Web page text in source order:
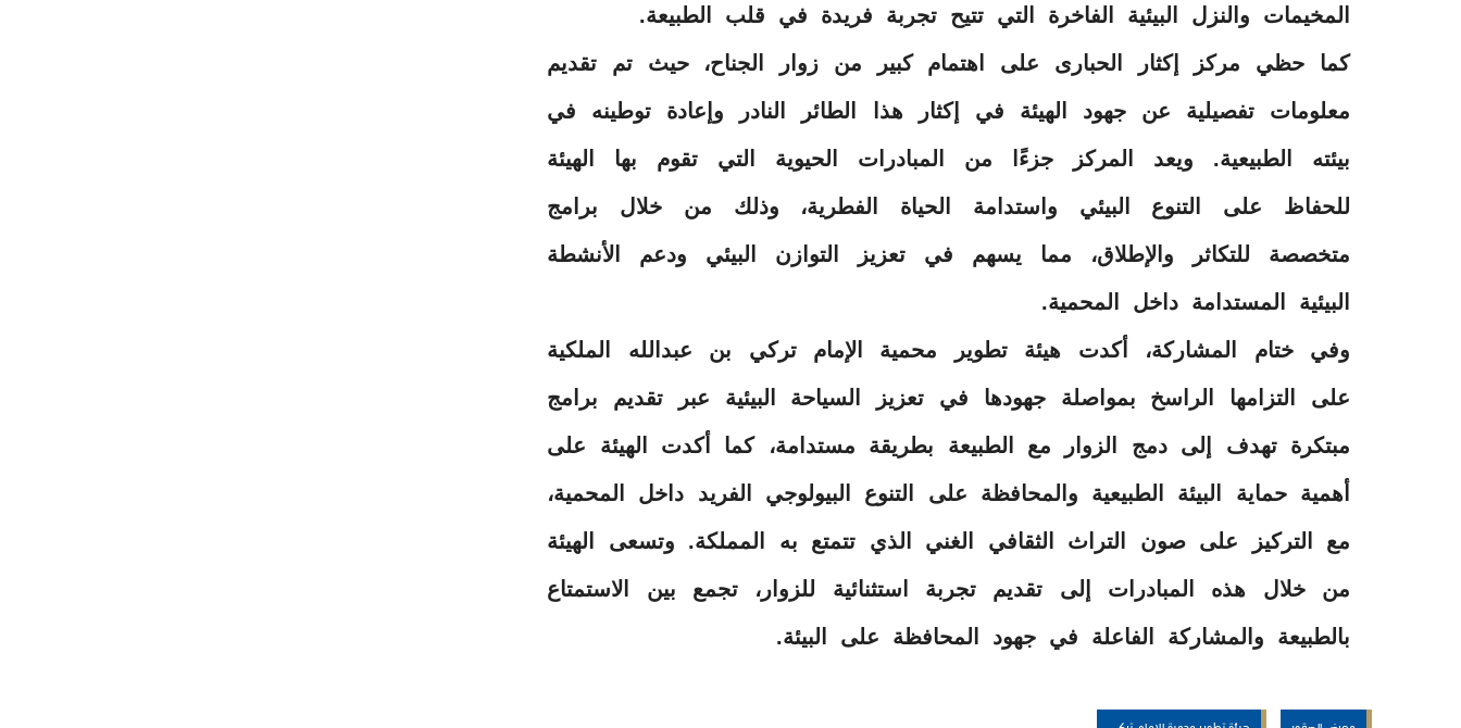
المخيمات والنزل البيئية الفاخرة التي تتيح تجربة فريدة في قلب الطبيعة.
كما حظي مركز إكثار الحبارى على اهتمام كبير من زوار الجناح، حيث تم تقديم
معلومات تفصيلية عن جهود الهيئة في إكثار هذا الطائر النادر وإعادة توطينه في
بيئته الطبيعية. ويعد المركز جزءًا من المبادرات الحيوية التي تقوم بها الهيئة
للحفاظ على التنوع البيئي واستدامة الحياة الفطرية، وذلك من خلال برامج
متخصصة للتكاثر والإطلاق، مما يسهم في تعزيز التوازن البيئي ودعم الأنشطة
البيئية المستدامة داخل المحمية.
وفي ختام المشاركة، أكدت هيئة تطوير محمية الإمام تركي بن عبدالله الملكية
على التزامها الراسخ بمواصلة جهودها في تعزيز السياحة البيئية عبر تقديم برامج
مبتكرة تهدف إلى دمج الزوار مع الطبيعة بطريقة مستدامة، كما أكدت الهيئة على
أهمية حماية البيئة الطبيعية والمحافظة على التنوع البيولوجي الفريد داخل المحمية،
مع التركيز على صون التراث الثقافي الغني الذي تتمتع به المملكة. وتسعى الهيئة
من خلال هذه المبادرات إلى تقديم تجربة استثنائية للزوار، تجمع بين الاستمتاع
بالطبيعة والمشاركة الفاعلة في جهود المحافظة على البيئة.